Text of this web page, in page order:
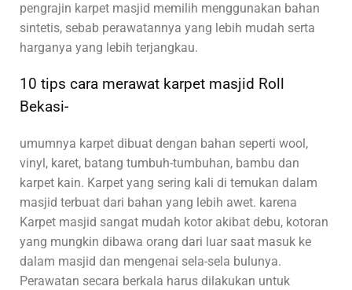
pengrajin karpet masjid memilih menggunakan bahan
sintetis, sebab perawatannya yang lebih mudah serta
harganya yang lebih terjangkau.
10 tips cara merawat karpet masjid Roll
Bekasi-
umumnya karpet dibuat dengan bahan seperti wool,
vinyl, karet, batang tumbuh-tumbuhan, bambu dan
karpet kain. Karpet yang sering kali di temukan dalam
masjid terbuat dari bahan yang lebih awet. karena
Karpet masjid sangat mudah kotor akibat debu, kotoran
yang mungkin dibawa orang dari luar saat masuk ke
dalam masjid dan mengenai sela-sela bulunya.
Perawatan secara berkala harus dilakukan untuk